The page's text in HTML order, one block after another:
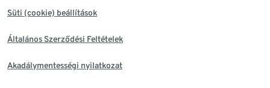
Süti (cookie) beállítások
Általános Szerződési Feltételek
Akadálymentességi nyilatkozat